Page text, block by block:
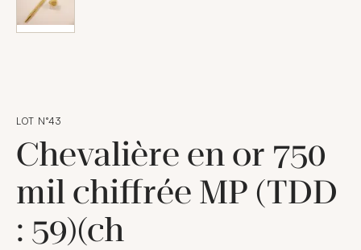
LOT N°43
Chevalière en or 750
mil chiffrée MP (TDD
: 59)(ch